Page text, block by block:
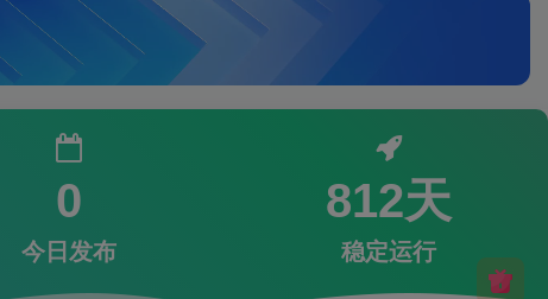
0
今日发布
812天
稳定运行